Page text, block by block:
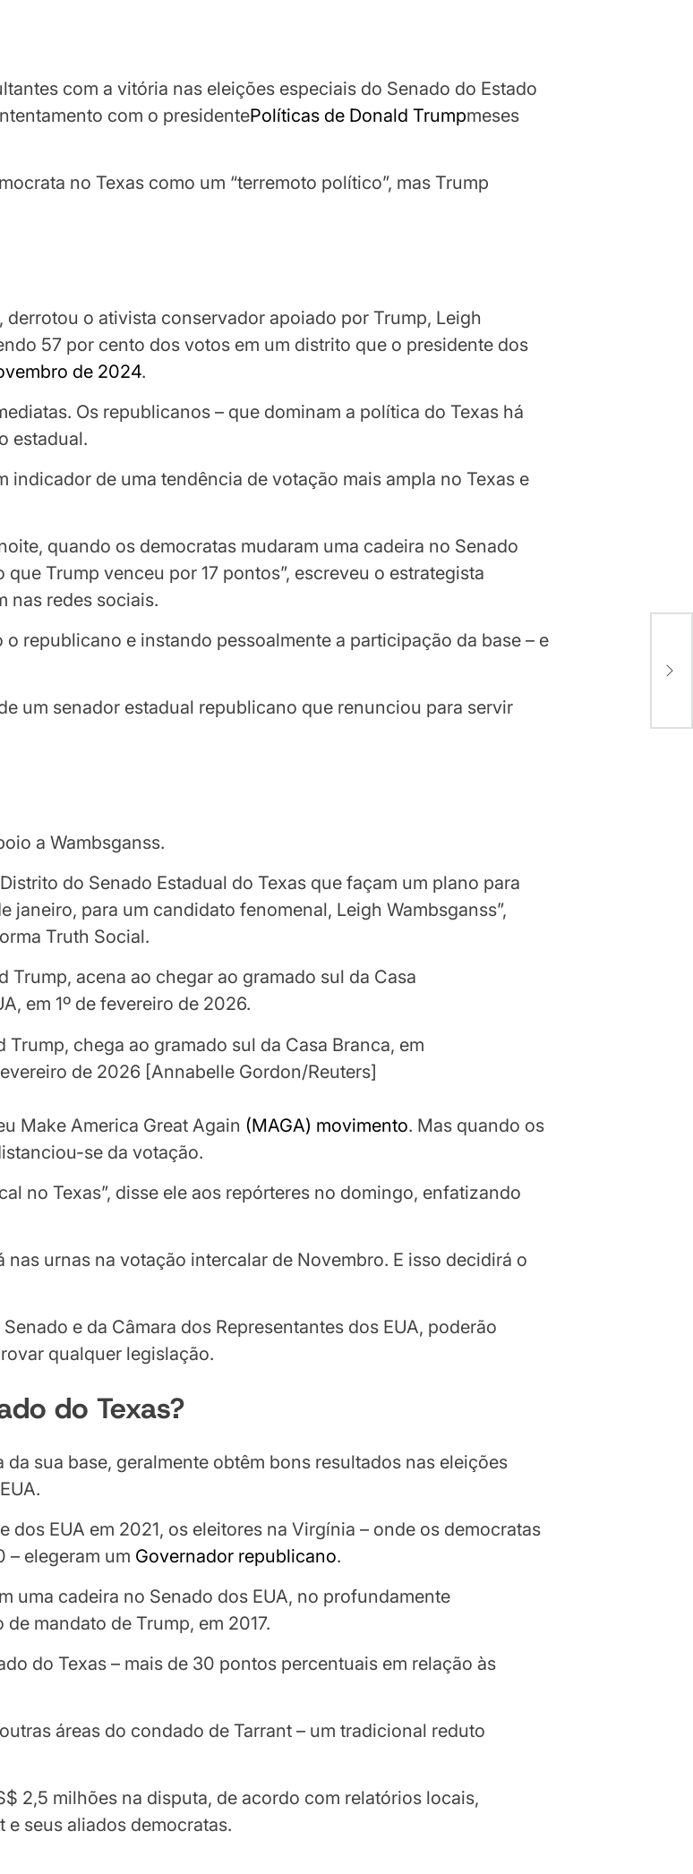
com a vitória nas eleições especiais do Senado do Estado
com o presidentePolíticas de Donald Trumpmeses
no Texas como um “terremoto político”, mas Trump
o ativista conservador apoiado por Trump, Leigh
57 por cento dos votos em um distrito que o presidente dos
de 2024.
Os republicanos – que dominam a política do Texas há
estadual.
indicador de uma tendência de votação mais ampla no Texas e
quando os democratas mudaram uma cadeira no Senado
Trump venceu por 17 pontos”, escreveu o estrategista
nas redes sociais.
republicano e instando pessoalmente a participação da base – e
um senador estadual republicano que renunciou para servir
a Wambsganss.
do Senado Estadual do Texas que façam um plano para
janeiro, para um candidato fenomenal, Leigh Wambsganss”,
Truth Social.
Trump, chega ao gramado sul da Casa Branca, em
de 2026 [Annabelle Gordon/Reuters]
Make America Great Again (MAGA) movimento. Mas quando os
se da votação.
no Texas”, disse ele aos repórteres no domingo, enfatizando
nas urnas na votação intercalar de Novembro. E isso decidirá o
e da Câmara dos Representantes dos EUA, poderão
qualquer legislação.
do Texas?
sua base, geralmente obtêm bons resultados nas eleições
EUA em 2021, os eleitores na Virgínia – onde os democratas
– elegeram um Governador republicano.
uma cadeira no Senado dos EUA, no profundamente
mandato de Trump, em 2017.
do Texas – mais de 30 pontos percentuais em relação às
áreas do condado de Tarrant – um tradicional reduto
2,5 milhões na disputa, de acordo com relatórios locais,
seus aliados democratas.